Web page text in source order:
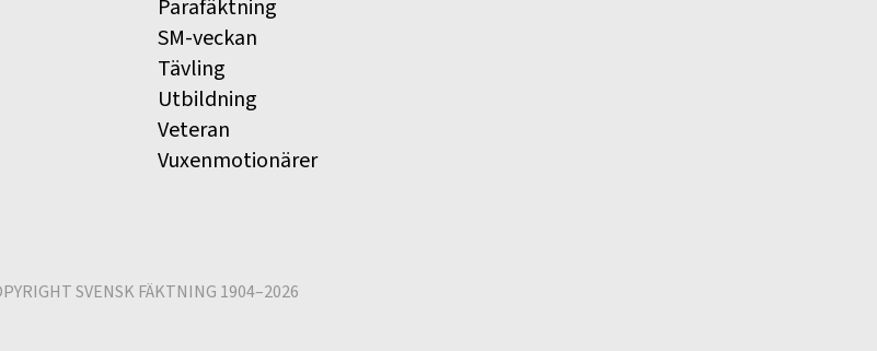
Parafäktning
SM-veckan
Tävling
Utbildning
Veteran
Vuxenmotionärer
SVENSK FÄKTNING 1904–2026